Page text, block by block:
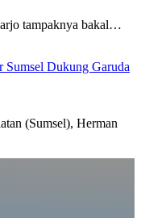
tampaknya bakal…
Sumsel Dukung Garuda
(Sumsel), Herman